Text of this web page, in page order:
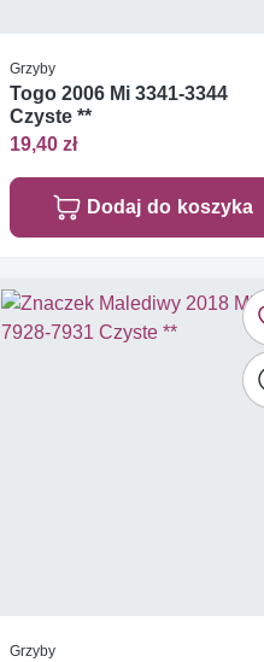
Grzyby
Togo 2006 Mi 3341-3344
Czyste **
19,40 zł
Dodaj do koszyka
Grzyby